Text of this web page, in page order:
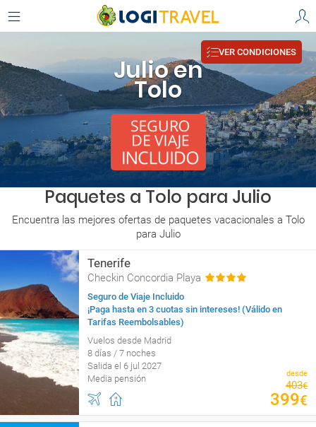
Julio en
Tolo
VER CONDICIONES
Paquetes a Tolo para Julio
Encuentra las mejores ofertas de paquetes vacacionales a Tolo
para Julio
Tenerife
Checkin Concordia Playa
Seguro de Viaje Incluido
¡Paga hasta en 3 cuotas sin intereses! (Válido en
Tarifas Reembolsables)
Vuelos desde Madrid
8 días / 7 noches
Salida el 6 jul 2027
Media pensión
desde
403€
399€